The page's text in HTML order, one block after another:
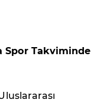
Spor Takviminde